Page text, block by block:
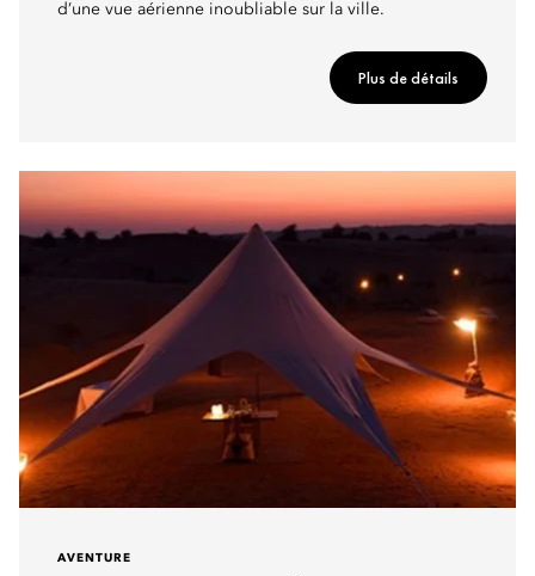
d’une vue aérienne inoubliable sur la ville.
Plus de détails
AVENTURE